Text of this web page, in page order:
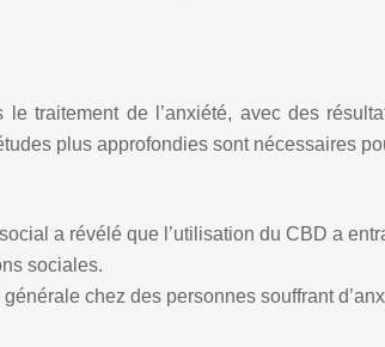
traitement de l’anxiété, avec des
plus approfondies sont nécessaires
a révélé que l’utilisation du CBD a
sociales.
chez des personnes souffrant